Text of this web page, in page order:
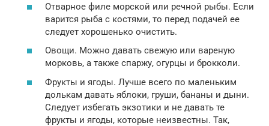
Отварное филе морской или речной рыбы. Если
варится рыба с костями, то перед подачей ее
следует хорошенько очистить.
Овощи. Можно давать свежую или вареную
морковь, а также спаржу, огурцы и брокколи.
Фрукты и ягоды. Лучше всего по маленьким
долькам давать яблоки, груши, бананы и дыни.
Следует избегать экзотики и не давать те
фрукты и ягоды, которые неизвестны. Так,